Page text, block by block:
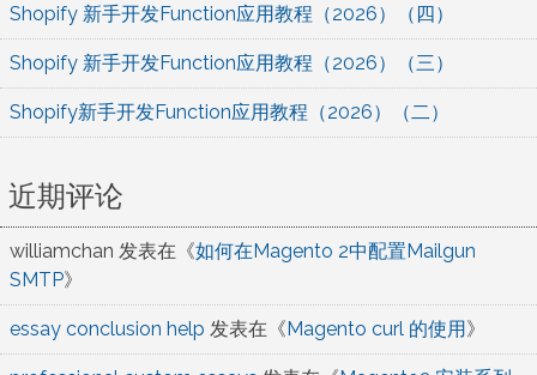
Shopify 新手开发Function应用教程（2026）（四）
Shopify 新手开发Function应用教程（2026）（三）
Shopify新手开发Function应用教程（2026）（二）
近期评论
williamchan 发表在《如何在Magento 2中配置Mailgun
SMTP》
essay conclusion help 发表在《Magento curl 的使用》